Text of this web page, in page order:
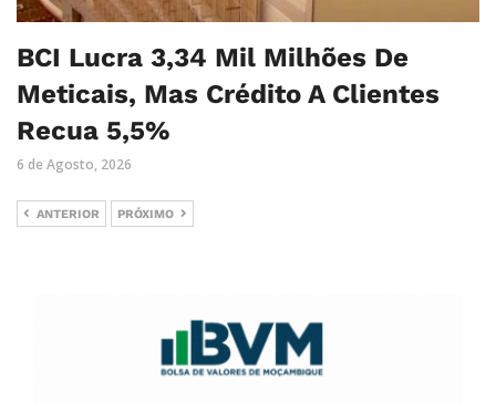
BCI Lucra 3,34 Mil Milhões De
Meticais, Mas Crédito A Clientes
Recua 5,5%
6 de Agosto, 2026
ANTERIOR PRÓXIMO